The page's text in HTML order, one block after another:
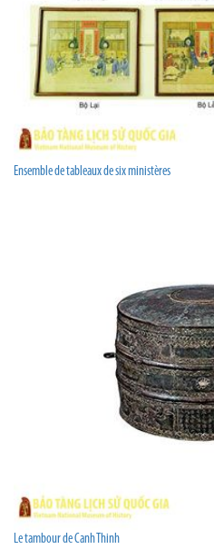
Ensemble de tableaux de six ministères
Le tambour de Canh Thinh